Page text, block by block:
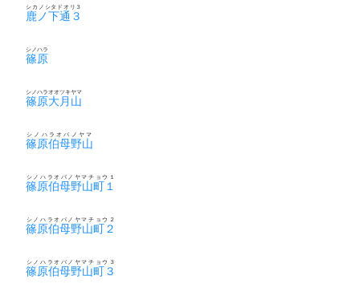
鹿ノ下通３
シカノシタドオリ３
篠原
シノハラ
篠原大月山
シノハラオオツキヤマ
篠原伯母野山
シノハラオバノヤマ
篠原伯母野山町１
シノハラオバノヤマチョウ１
篠原伯母野山町２
シノハラオバノヤマチョウ２
篠原伯母野山町３
シノハラオバノヤマチョウ３